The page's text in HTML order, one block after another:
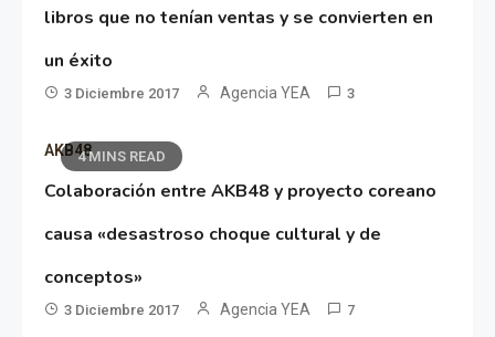
libros que no tenían ventas y se convierten en
un éxito
3 Diciembre 2017 Agencia YEA 3
4 MINS READ
AKB48
Colaboración entre AKB48 y proyecto coreano
causa «desastroso choque cultural y de
conceptos»
3 Diciembre 2017 Agencia YEA 7